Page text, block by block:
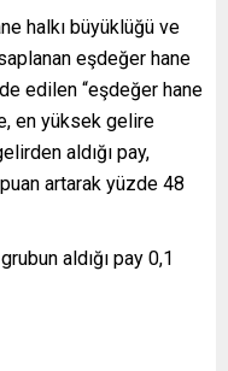
halkı büyüklüğü ve
eşdeğer hane
edilen “eşdeğer hane
en yüksek gelire
aldığı pay,
artarak yüzde 48
aldığı pay 0,1